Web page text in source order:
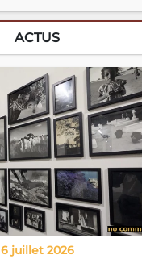
ACTUS
6 juillet 2026